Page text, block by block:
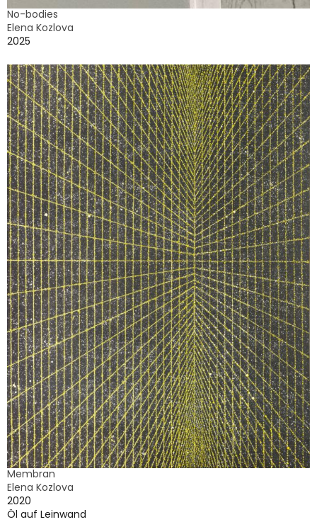
No-bodies
Elena Kozlova
2025
Membran
Elena Kozlova
2020
Öl auf Leinwand